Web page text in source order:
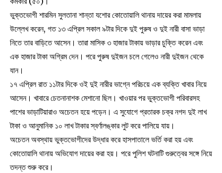
ভুক্তভোগী শারমিন সুলতানা শান্তা যশোর কোতোয়ালি থানায় দায়ের করা মামলায়
উল্লেখ করেন, গত ১৩ এপ্রিল সকাল ৯টার দিকে দুই পুরুষ ও দুই নারী বাসা ভাড়া
নিতে তার বাড়িতে আসেন। তারা মাসিক ৩ হাজার টাকায় ভাড়ার চুক্তি করেন এবং
এক হাজার টাকা অগ্রিম দেন। পরে পুরুষ দুইজন চলে গেলেও নারী দুইজন থেকে
যান।
১৭ এপ্রিল রাত ১১টার দিকে ওই দুই নারীর ভাগ্নে পরিচয়ে এক ব্যক্তি খাবার নিয়ে
আসেন। খাবারে চেতনানাশক মেশানো ছিল। খাওয়ার পর ভুক্তভোগী পরিবারসহ
পাশের ভাড়াটিয়ারাও অচেতন হয়ে পড়েন। এ সুযোগে প্রতারক চক্র নগদ দুই লাখ
টাকা ও আনুমানিক ১০ লাখ টাকার স্বর্ণালঙ্কার লুট করে পালিয়ে যায়।
অচেতন অবস্থায় ভুক্তভোগীদের উদ্ধার করে হাসপাতালে ভর্তি করা হয় এবং
কোতোয়ালি থানায় অভিযোগ দায়ের করা হয়। পরে পুলিশ ঘটনাটি গুরুত্বের সঙ্গে নিয়ে
তদন্ত শুরু করে।